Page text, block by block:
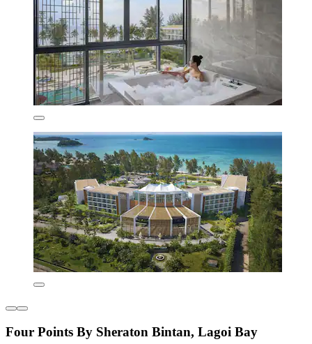
Four Points By Sheraton Bintan, Lagoi Bay